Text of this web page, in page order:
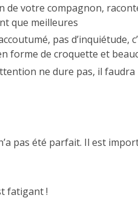
de votre compagnon,
que meilleures
pas d’inquiétude,
forme de croquette et
ne dure pas, il
pas été parfait. Il est
fatigant !